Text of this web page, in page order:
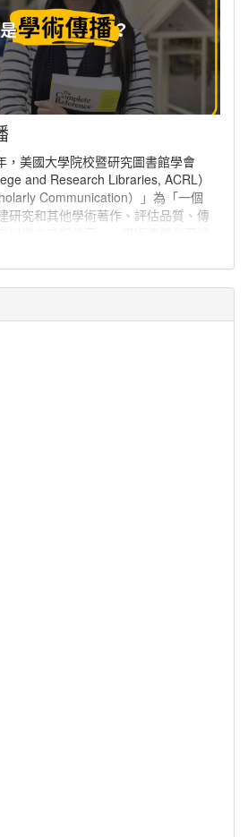
，美國大學院校暨研究圖書館學會
and Research Libraries, ACRL）
Communication）」為「一個
研究和其他學術著作、評估品質、傳
。